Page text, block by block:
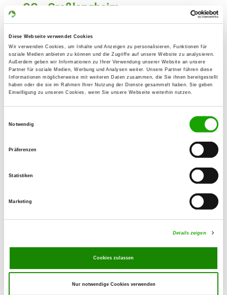
Diese Webseite verwendet Cookies
Wir verwenden Cookies, um Inhalte und Anzeigen zu personalisieren, Funktionen für
soziale Medien anbieten zu können und die Zugriffe auf unsere Website zu analysieren.
Außerdem geben wir Informationen zu Ihrer Verwendung unserer Website an unsere
Partner für soziale Medien, Werbung und Analysen weiter. Unsere Partner führen diese
Informationen möglicherweise mit weiteren Daten zusammen, die Sie ihnen bereitgestellt
haben oder die sie im Rahmen Ihrer Nutzung der Dienste gesammelt haben. Sie geben
Einwilligung zu unseren Cookies, wenn Sie unsere Webseite weiterhin nutzen.
Notwendig
Präferenzen
Statistiken
Marketing
Details zeigen
Cookies zulassen
Nur notwendige Cookies verwenden
OG - Großlangheim
Details
97320 Großlangheim
OG - Kitzingen/Main
Details
Marktbreiter Str. 21
97318 Kitzingen
OG - Ochsenfurt e.V.
97199 Ochsenfurt
OG - Uffenheim e.V.
Details
97215 Uffenheim
Im Grund